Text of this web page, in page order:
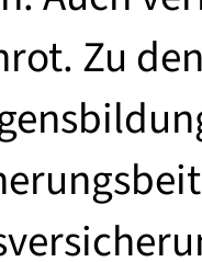
Zu